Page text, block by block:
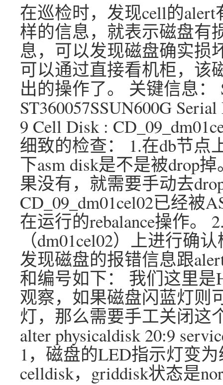
在巡检时，发现cell的
样的信息，就表示磁盘有
息，可以发现磁盘确实损
可以通过直接看机柜，该
出的操作了。 关键信息：
ST360057SSUN600G
9 Cell Disk :
细致的检查： 1.在db节点
下asm disk是不是被drop
果没有，就需要手动去
CD_09_dm01cel02已经
在运行的rebalance操作。
（dm01cel02）上进行确
发现磁盘的报错信息跟
和编号如下： 我们这里
观察，如果磁盘闪蓝灯则
灯，那么需要手工关闭这
alter physicaldisk 20:9
1，磁盘的LED指示灯变
celldisk，griddisk状态是